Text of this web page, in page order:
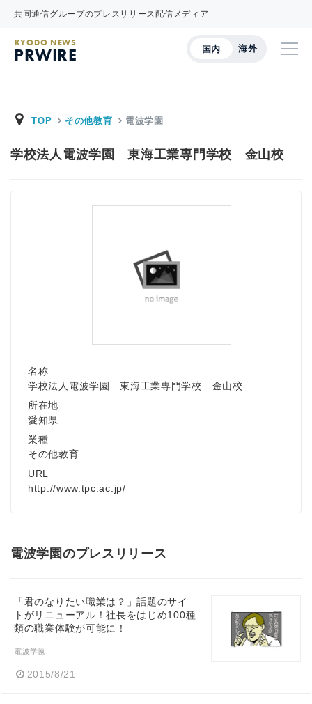
共同通信グループのプレスリリース配信メディア
国内 海外
KYODO NEWS
PRWIRE
TOP その他教育 電波学園
学校法人電波学園 東海工業専門学校 金山校
名称
学校法人電波学園 東海工業専門学校 金山校
所在地
愛知県
業種
その他教育
URL
http://www.tpc.ac.jp/
電波学園のプレスリリース
「君のなりたい職業は？」話題のサイ
トがリニューアル！社長をはじめ100種
類の職業体験が可能に！
電波学園
2015/8/21